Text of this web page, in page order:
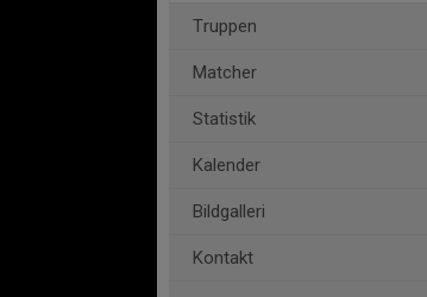
Truppen
Matcher
Statistik
Kalender
Bildgalleri
Kontakt